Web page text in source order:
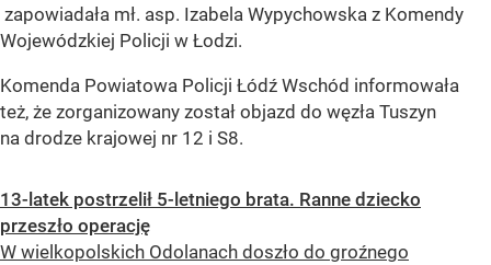
zapowiadała mł. asp. Izabela Wypychowska z Komendy
Wojewódzkiej Policji w Łodzi.
Komenda Powiatowa Policji Łódź Wschód informowała
też, że zorganizowany został objazd do węzła Tuszyn
na drodze krajowej nr 12 i S8.
13-latek postrzelił 5-letniego brata. Ranne dziecko
przeszło operację
W wielkopolskich Odolanach doszło do groźnego